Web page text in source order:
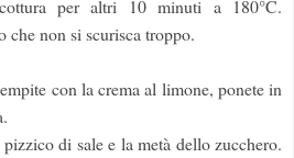
per altri 10 minuti a 180°C.
che non si scurisca troppo.
con la crema al limone, ponete in
di sale e la metà dello zucchero.